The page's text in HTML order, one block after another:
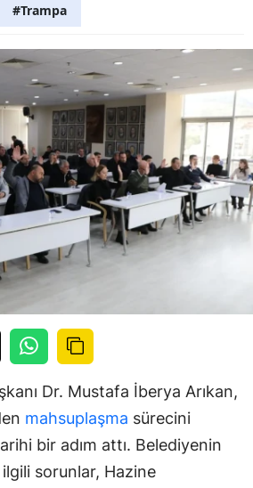
#Trampa
Dr. Mustafa İberya Arıkan,
mahsuplaşma sürecini
bir adım attı. Belediyenin
sorunlar, Hazine